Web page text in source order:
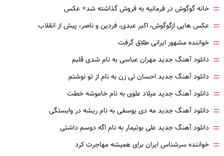
= خانه گوگوش در فرمانیه به فروش گذاشته شد+ عکس
= عکس هایی ازگوگوش، اکبر عبدی، فردین و ناصر، پیش از انقلاب
= خواننده مشهور ایرانی طلاق گرفت
= دانلود آهنگ جدید مهران عباسی به نام شدی قلبم
= دانلود آهنگ جدید احسان نی زن به نام از تو نوشتم
= دانلود آهنگ جدید میلاد علوی به نام خاموشه خطت
= دانلود آهنگ جدید مه دی یوسفی به نام ریشه در وابستگی
= دانلود آهنگ جدید علی بوتیمار به نام اگه دوسم داشتی
= خواننده سرشناس ایران برای همیشه مهاجرت کرد